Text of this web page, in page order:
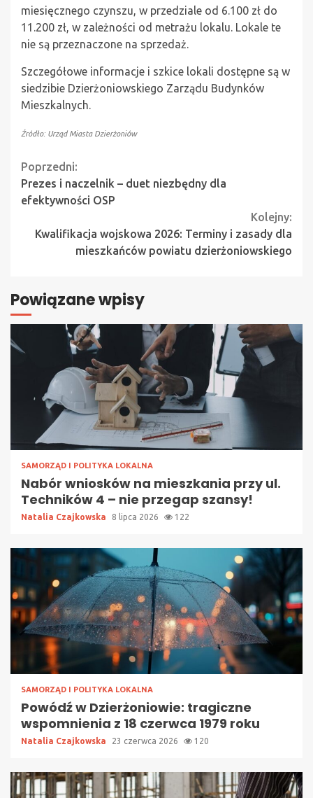
miesięcznego czynszu, w przedziale od 6.100 zł do
11.200 zł, w zależności od metrażu lokalu. Lokale te
nie są przeznaczone na sprzedaż.
Szczegółowe informacje i szkice lokali dostępne są w
siedzibie Dzierżoniowskiego Zarządu Budynków
Mieszkalnych.
Źródło: Urząd Miasta Dzierżoniów
Continue
Reading
Poprzedni:
Prezes i naczelnik – duet niezbędny dla
efektywności OSP
Kolejny:
Kwalifikacja wojskowa 2026: Terminy i zasady dla
mieszkańców powiatu dzierżoniowskiego
Powiązane wpisy
SAMORZĄD I POLITYKA LOKALNA
Nabór wniosków na mieszkania przy ul.
Techników 4 – nie przegap szansy!
Natalia Czajkowska 8 lipca 2026 122
SAMORZĄD I POLITYKA LOKALNA
Powódź w Dzierżoniowie: tragiczne
wspomnienia z 18 czerwca 1979 roku
Natalia Czajkowska 23 czerwca 2026 120